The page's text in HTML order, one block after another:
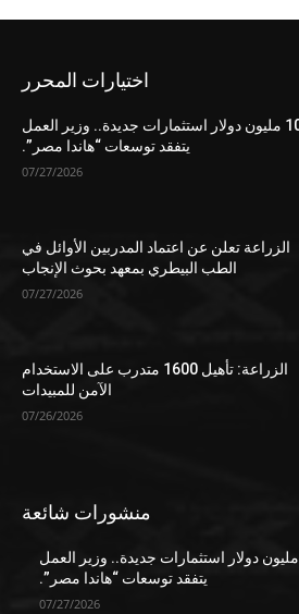
اختيارات المحرر
100 مليون دولار استثمارات جديدة.. وزير العمل
يتفقد توسعات “هاندا مصر”.
07/27/2026
الزراعة تعلن عن اعتماد المدربين الأوائل في
الطب البيطري بمعهد بحوث الإنجاب
07/27/2026
الزراعة: تأهيل 1600 متدرب على الاستخدام
الآمن للمبيدات
07/26/2026
منشورات شائعة
100 مليون دولار استثمارات جديدة.. وزير العمل
يتفقد توسعات “هاندا مصر”.
07/27/2026